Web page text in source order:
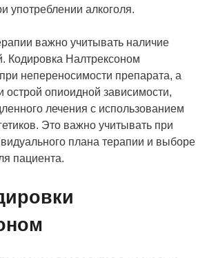
употреблении алкоголя.
важно учитывать наличие
Кодировка Налтрексоном
непереносимости препарата, а
острой опиоидной зависимости,
лечения с использованием
Это важно учитывать при
плана терапии и выборе
пациента.